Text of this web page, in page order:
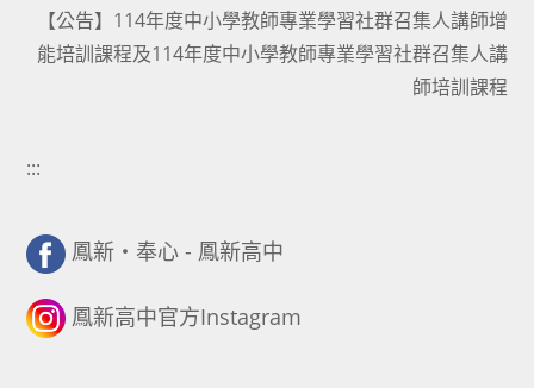
【公告】114年度中小學教師專業學習社群召集人講師增
能培訓課程及114年度中小學教師專業學習社群召集人講
師培訓課程
:::
鳳新・奉心 - 鳳新高中
鳳新高中官方Instagram